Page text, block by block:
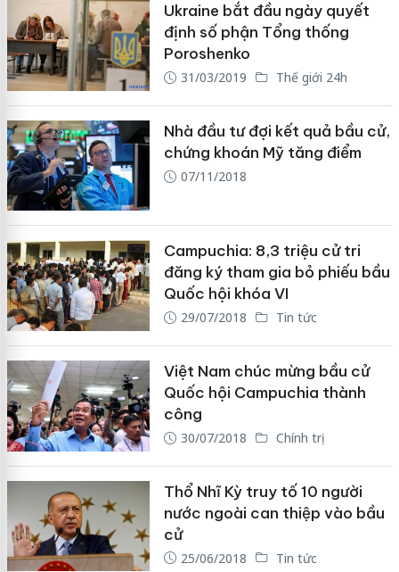
Ukraine bắt đầu ngày quyết
định số phận Tổng thống
Poroshenko
31/03/2019 Thế giới 24h
Nhà đầu tư đợi kết quả bầu cử,
chứng khoán Mỹ tăng điểm
07/11/2018
Campuchia: 8,3 triệu cử tri
đăng ký tham gia bỏ phiếu bầu
Quốc hội khóa VI
29/07/2018 Tin tức
Việt Nam chúc mừng bầu cử
Quốc hội Campuchia thành
công
30/07/2018 Chính trị
Thổ Nhĩ Kỳ truy tố 10 người
nước ngoài can thiệp vào bầu
cử
25/06/2018 Tin tức